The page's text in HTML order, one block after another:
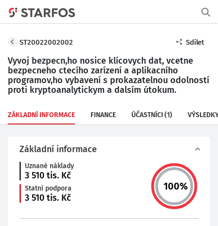
ST20022002002 Sdílet
Vyvoj bezpecn,ho nosice klícovych dat, vcetne
bezpecneho ctecího zarízení a aplikacního
programov,ho vybavení s prokazatelnou odolností
proti kryptoanalytickym a dalsím útokum.
ZÁKLADNÍ INFORMACE FINANCE ÚČASTNÍCI (1)
Základní informace
Uznané náklady
3 510 tis. Kč
Statní podpora
3 510 tis. Kč
100%